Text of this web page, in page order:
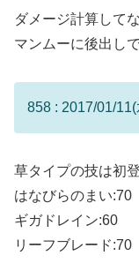
ダメージ計算して
マンムーに後出し
858 : 2017/01/
草タイプの技は初
はなびらのまい:70
ギガドレイン:60
リーフブレード:70